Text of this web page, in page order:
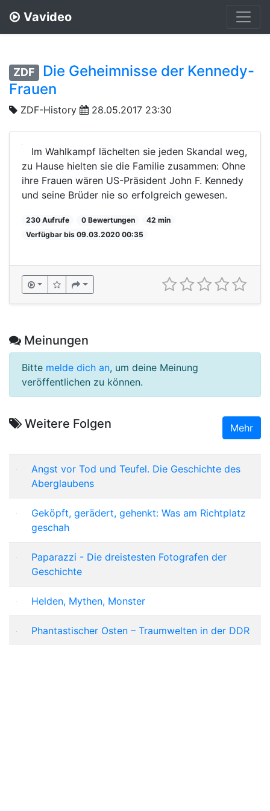
Vavideo
ZDF
Die Geheimnisse der Kennedy-
Frauen
ZDF-History 28.05.2017 23:30
Im Wahlkampf lächelten sie jeden Skandal weg,
zu Hause hielten sie die Familie zusammen: Ohne
ihre Frauen wären US-Präsident John F. Kennedy
und seine Brüder nie so erfolgreich gewesen.
230 Aufrufe 0 Bewertungen
42 min
Verfügbar bis 09.03.2020 00:35
Meinungen
Bitte melde dich an, um deine Meinung
veröffentlichen zu können.
Weitere Folgen Mehr
Angst vor Tod und Teufel. Die Geschichte des
Aberglaubens
Geköpft, gerädert, gehenkt: Was am Richtplatz
geschah
Paparazzi - Die dreistesten Fotografen der
Geschichte
Helden, Mythen, Monster
Phantastischer Osten – Traumwelten in der DDR